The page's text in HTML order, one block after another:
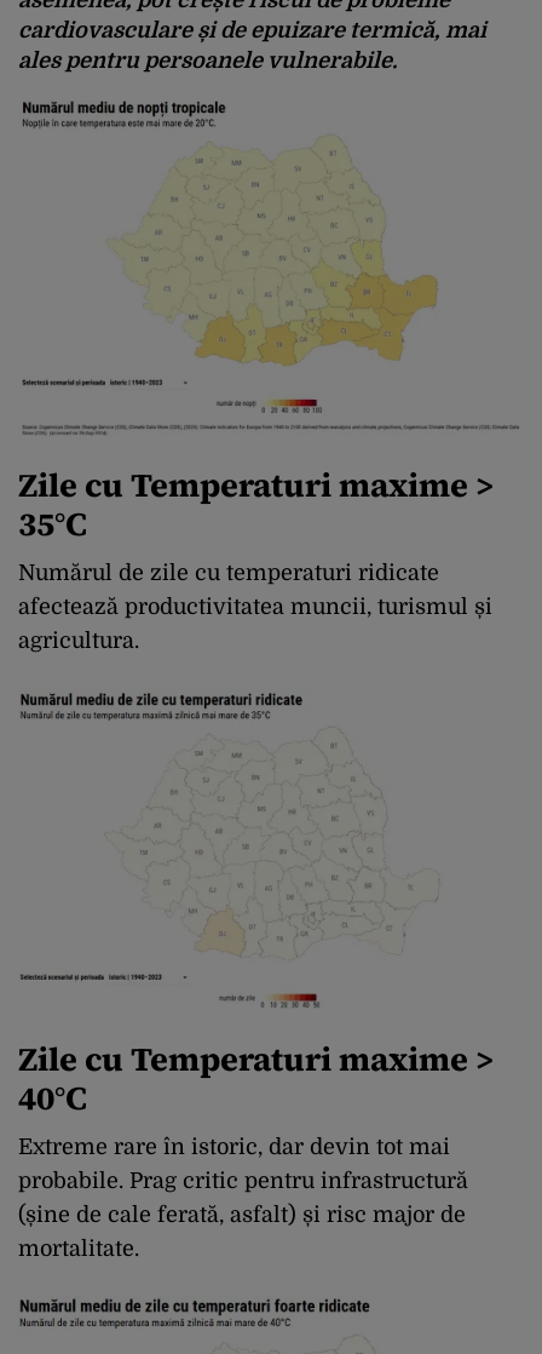
cardiovasculare și de epuizare termică, mai
ales pentru persoanele vulnerabile.
Zile cu Temperaturi maxime >
35°C
Numărul de zile cu temperaturi ridicate
afectează productivitatea muncii, turismul și
agricultura.
Zile cu Temperaturi maxime >
40°C
Extreme rare în istoric, dar devin tot mai
probabile. Prag critic pentru infrastructură
(șine de cale ferată, asfalt) și risc major de
mortalitate.